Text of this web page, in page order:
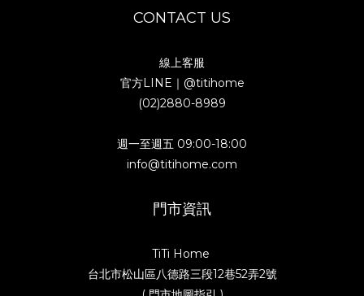
CONTACT US
線上客服
官方LINE｜ @titihome
(02)2880-8989
週一至週五 09:00-18:00
info@titihome.com
門市資訊
TiTi Home
台北市松山區八德路三段12巷52弄2號